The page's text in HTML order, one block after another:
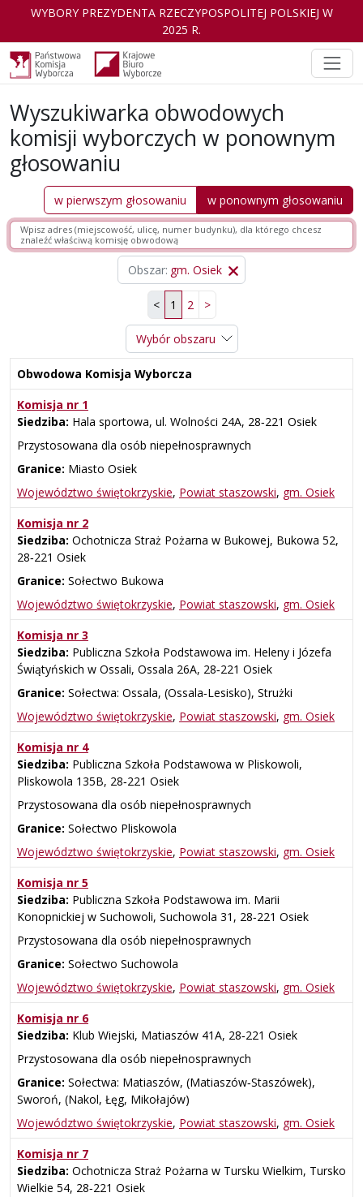
WYBORY PREZYDENTA RZECZYPOSPOLITEJ POLSKIEJ W
2025 R.
Wyszukiwarka obwodowych
komisji wyborczych w ponownym
głosowaniu
w pierwszym głosowaniu w ponownym głosowaniu
w wyborach Prezydenta
Obszar gm. Osiek
< 1 2 >
Wybór obszaru
Obwodowa Komisja Wyborcza
Komisja nr 1
Siedziba: Hala sportowa, ul. Wolności 24A, 28‑221 Osiek
Przystosowana dla osób niepełnosprawnych
Granice: Miasto Osiek
Województwo świętokrzyskie, Powiat staszowski, gm. Osiek
Komisja nr 2
Siedziba: Ochotnicza Straż Pożarna w Bukowej, Bukowa 52,
28‑221 Osiek
Granice: Sołectwo Bukowa
Województwo świętokrzyskie, Powiat staszowski, gm. Osiek
Komisja nr 3
Siedziba: Publiczna Szkoła Podstawowa im. Heleny i Józefa
Świątyńskich w Ossali, Ossala 26A, 28‑221 Osiek
Granice: Sołectwa: Ossala, (Ossala‑Lesisko), Strużki
Województwo świętokrzyskie, Powiat staszowski, gm. Osiek
Komisja nr 4
Siedziba: Publiczna Szkoła Podstawowa w Pliskowoli,
Pliskowola 135B, 28‑221 Osiek
Przystosowana dla osób niepełnosprawnych
Granice: Sołectwo Pliskowola
Województwo świętokrzyskie, Powiat staszowski, gm. Osiek
Komisja nr 5
Siedziba: Publiczna Szkoła Podstawowa im. Marii
Konopnickiej w Suchowoli, Suchowola 31, 28‑221 Osiek
Przystosowana dla osób niepełnosprawnych
Granice: Sołectwo Suchowola
Województwo świętokrzyskie, Powiat staszowski, gm. Osiek
Komisja nr 6
Siedziba: Klub Wiejski, Matiaszów 41A, 28‑221 Osiek
Przystosowana dla osób niepełnosprawnych
Granice: Sołectwa: Matiaszów, (Matiaszów‑Staszówek),
Sworoń, (Nakol, Łęg, Mikołajów)
Województwo świętokrzyskie, Powiat staszowski, gm. Osiek
Komisja nr 7
Siedziba: Ochotnicza Straż Pożarna w Tursku Wielkim, Tursko
Wielkie 54, 28‑221 Osiek